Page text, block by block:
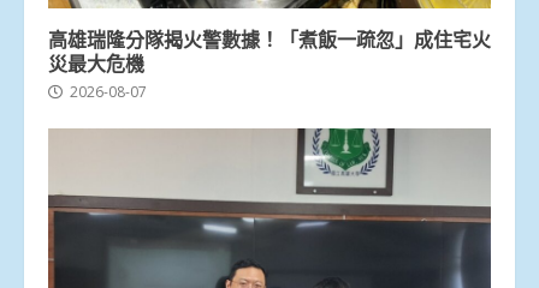
高雄瑞隆分隊揭火警數據！「煮飯一疏忽」成住宅火
災最大危機
2026-08-07